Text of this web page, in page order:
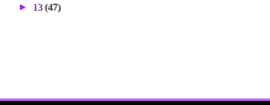
► 13(47)